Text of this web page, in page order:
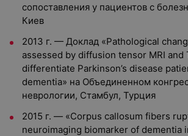
сопоставления у пациентов с
Киев
2013 г. — Доклад «Pathological
assessed by diffusion tensor MRI and
differentiate Parkinson’s disease
dementia» на Объединенном
неврологии, Стамбул, Турция
2015 г. — «Corpus callosum fibers
neuroimaging biomarker of dementia